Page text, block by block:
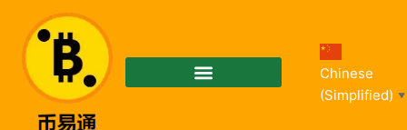
Chinese
(Simplified)
▼